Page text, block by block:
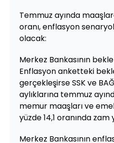
Temmuz ayında
oranı, enflasyon
olacak:
Merkez Bankasının
Enflasyon anketteki
gerçekleşirse SSK ve
aylıklarına temmuz
memur maaşları ve
yüzde 14,1 oranında zam
Merkez Bankasının